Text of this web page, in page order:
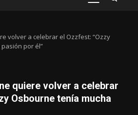
PRIMARY
volver a celebrar el Ozzfest: “Ozzy
por él”
quiere volver a celebrar
Osbourne tenía mucha